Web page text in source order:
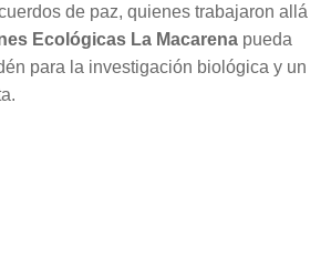
de paz, quienes trabajaron allá
Ecológicas La Macarenapueda
para la investigación biológica y un